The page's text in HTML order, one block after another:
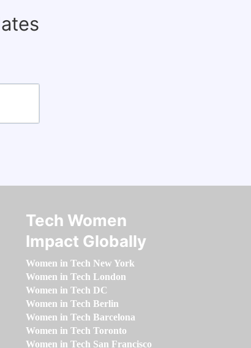
Tech Women
Impact Globally
Women in Tech New York
Women in Tech London
Women in Tech DC
Women in Tech Berlin
Women in Tech Barcelona
Women in Tech Toronto
Women in Tech San Francisco